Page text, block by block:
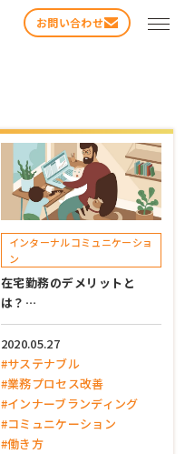
お問い合わせ
インターナルコミュニケーショ
ン
在宅勤務のデメリットと
は？…
2020.05.27
#サステナブル
#業務プロセス改善
#インナーブランディング
#コミュニケーション
#働き方